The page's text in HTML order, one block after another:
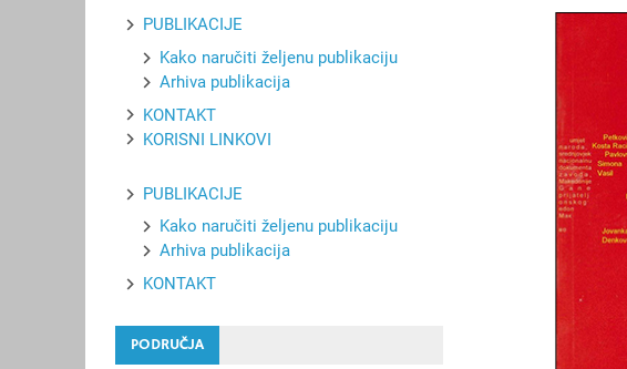
PUBLIKACIJE
Kako naručiti željenu publikaciju
Arhiva publikacija
KONTAKT
KORISNI LINKOVI
PUBLIKACIJE
Kako naručiti željenu publikaciju
Arhiva publikacija
KONTAKT
PODRUČJA